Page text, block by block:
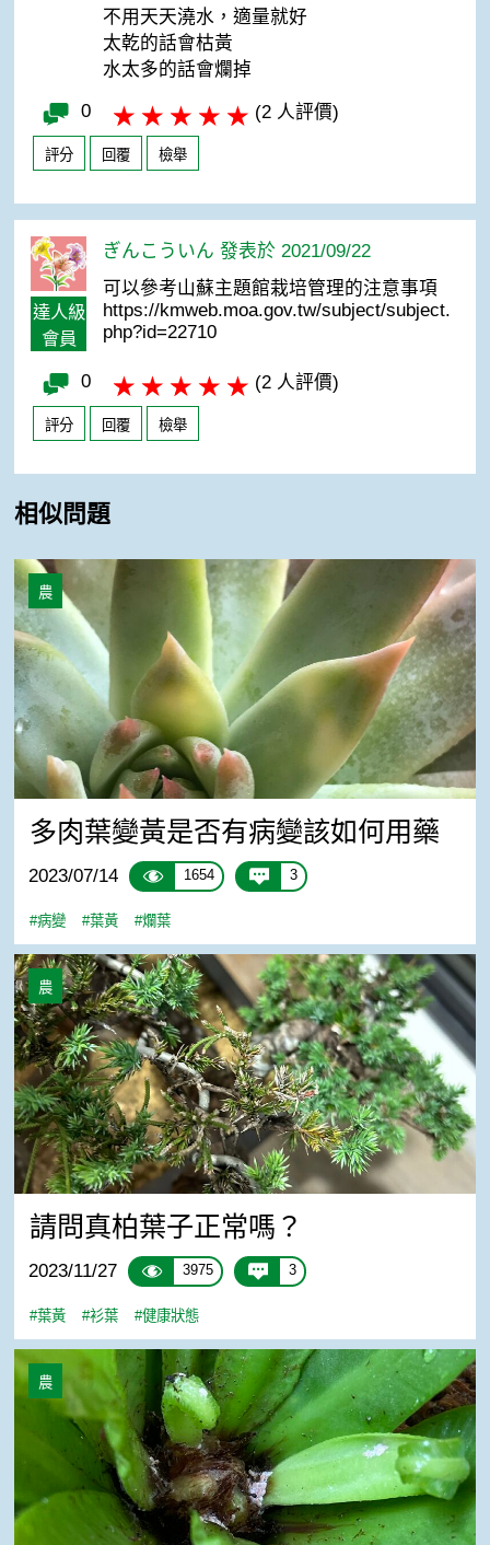
不用天天澆水，適量就好
太乾的話會枯黃
水太多的話會爛掉
0 (2 人評價)
評分 回覆 檢舉
達人級
會員
ぎんこういん 發表於 2021/09/22
可以參考山蘇主題館栽培管理的注意事項
https://kmweb.moa.gov.tw/subject/subject.
php?id=22710
0 (2 人評價)
評分 回覆 檢舉
相似問題
多肉葉變黃是否有病變該如何用藥
農
多肉葉變黃是否有病變該如何用藥
2023/07/14 1654 3
#病變 #葉黃 #爛葉
請問真柏葉子正常嗎？
農
請問真柏葉子正常嗎？
2023/11/27 3975 3
#葉黃 #衫葉 #健康狀態
山蘇新芽白白的
農